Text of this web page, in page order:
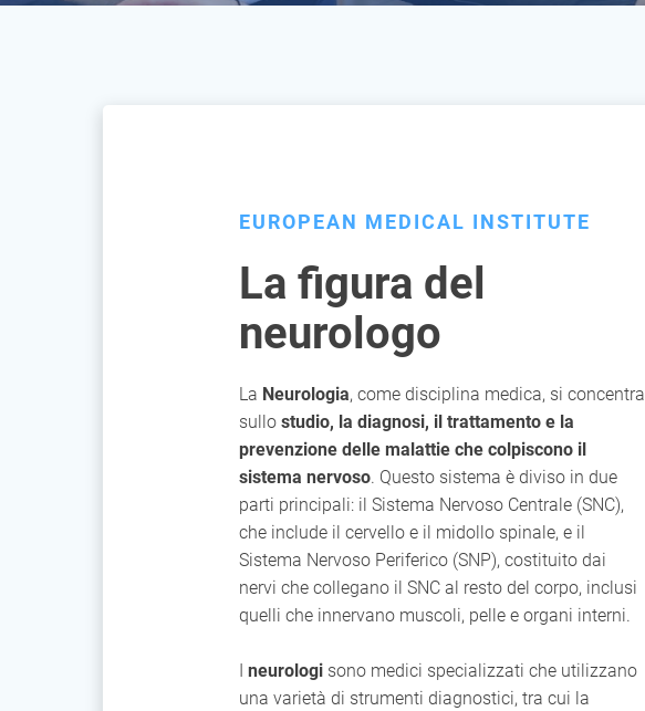
EUROPEAN MEDICAL INSTITUTE
La figura del
neurologo
La Neurologia, come disciplina medica, si concentra
sullostudio, la diagnosi, il trattamento e la
prevenzione delle malattie che colpiscono il
sistema nervoso. Questo sistema è diviso in due
parti principali: il Sistema Nervoso Centrale (SNC),
che include il cervello e il midollo spinale, e il
Sistema Nervoso Periferico (SNP), costituito dai
nervi che collegano il SNC al resto del corpo, inclusi
quelli che innervano muscoli, pelle e organi interni.
Ineurologi sono medici specializzati che utilizzano
una varietà di strumenti diagnostici, tra cui la